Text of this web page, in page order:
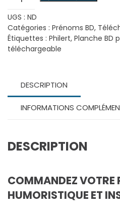
Marine
-
Planche
UGS : ND
Catégories : Prénoms BD,
Étiquettes : Philert, Planche BD
téléchargeable
DESCRIPTION
INFORMATIONS
DESCRIPTION
COMMANDEZ VOTRE
HUMORISTIQUE ET